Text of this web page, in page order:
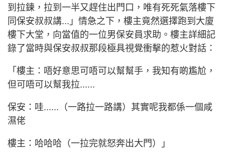
到拉鍊，拉到一半又趕住出門口，唯有死死氣落樓下
同保安叔叔講...」情急之下，樓主竟然選擇跑到大廈
樓下大堂，向當值的一位男保安員求助。樓主詳細記
錄了當時與保安叔叔那段極具視覺衝擊的惹火對話：
「樓主：唔好意思可唔可以幫幫手，我知有啲尷尬，
但可唔可以幫我拉......
保安：哇......（一路拉一路講）其實呢我都係一個咸
濕佬
樓主：哈哈哈（一拉完就怒奔出大門）」